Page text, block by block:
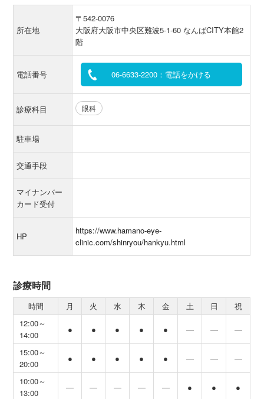
所在地
〒542-0076
大阪府大阪市中央区難波5-1-60 なんばCITY本館2
階
電話番号 06-6633-2200：電話をかける
診療科目 眼科
駐車場
交通手段
マイナンバー
カード受付
HP
https://www.hamano-eye-
clinic.com/shinryou/hankyu.html
診療時間
時間 月 火 水 木 金 土 日
祝
12:00～
14:00
● ● ● ● ● ― ― ―
15:00～
20:00
● ● ● ● ● ― ― ―
10:00～
13:00
― ― ― ― ― ● ● ●